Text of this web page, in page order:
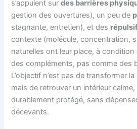
s’appuient surdes barrières
gestion des ouvertures), un peu de
stagnante, entretien), et des
contexte (molécule, concentration,
naturelles ont leur place, à
des compléments, pas comme des
L’objectif n’est pas de transformer
mais de retrouver un intérieur
durablement protégé, sans
décevants.